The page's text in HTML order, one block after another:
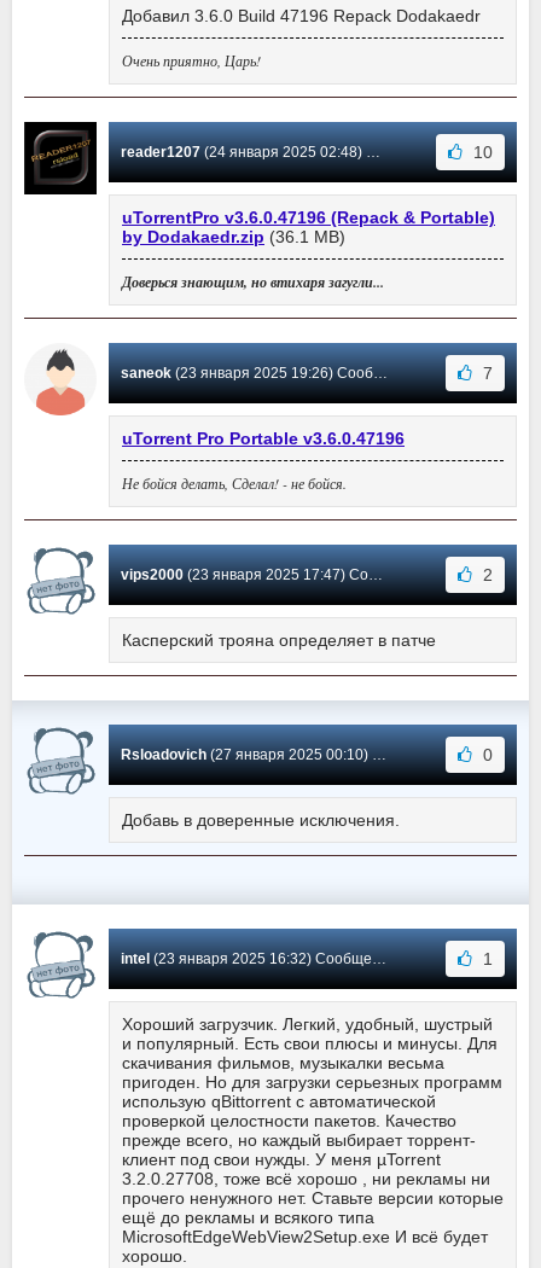
Добавил 3.6.0 Build 47196 Repack Dodakaedr
Очень приятно, Царь!
reader1207(24 января 2025 02:48) Сообщение #6162 10
uTorrentPro v3.6.0.47196 (Repack & Portable)
by Dodakaedr.zip (36.1 MB)
Доверься знающим, но втихаря загугли...
saneok(23 января 2025 19:26) Сообщение #6161 7
uTorrent Pro Portable v3.6.0.47196
Не бойся делать, Сделал! - не бойся.
vips2000(23 января 2025 17:47) Сообщение #6160 2
Касперский трояна определяет в патче
Rsloadovich(27 января 2025 00:10) Сообщение #6159 0
Добавь в доверенные исключения.
intel (23 января 2025 16:32) Сообщение #6158 1
Хороший загрузчик. Легкий, удобный, шустрый
и популярный. Есть свои плюсы и минусы. Для
скачивания фильмов, музыкалки весьма
пригоден. Но для загрузки серьезных программ
использую qBittorrent с автоматической
проверкой целостности пакетов. Качество
прежде всего, но каждый выбирает торрент-
клиент под свои нужды. У меня µTorrent
3.2.0.27708, тоже всё хорошо , ни рекламы ни
прочего ненужного нет. Ставьте версии которые
ещё до рекламы и всякого типа
MicrosoftEdgeWebView2Setup.exe И всё будет
хорошо.